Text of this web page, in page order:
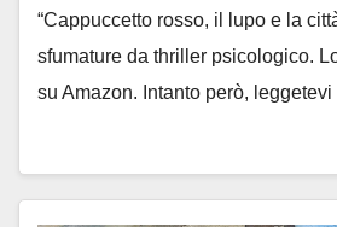
“Cappuccetto rosso, il lupo e la
sfumature da thriller psicologico.
su Amazon. Intanto però,